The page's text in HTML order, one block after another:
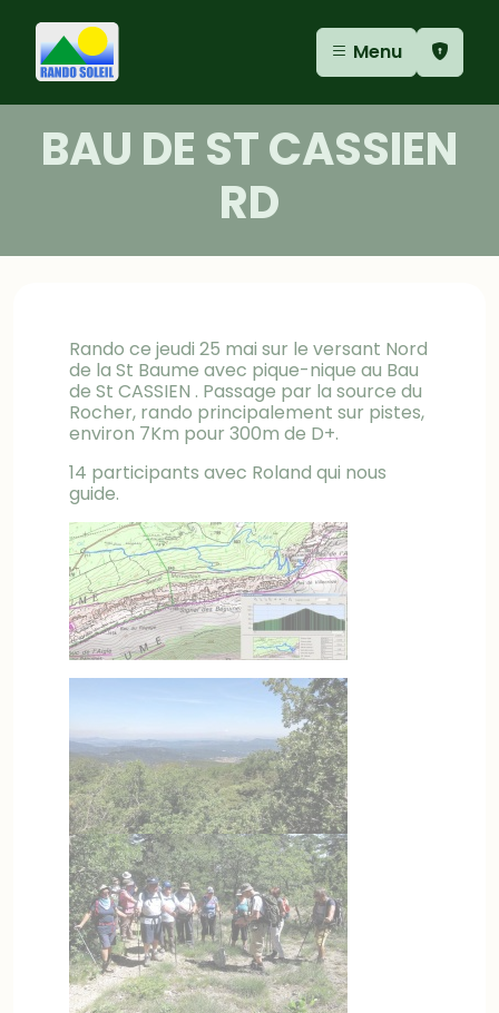
Menu
BAU DE ST CASSIEN
RD
Rando ce jeudi 25 mai sur le versant Nord
de la St Baume avec pique-nique au Bau
de St CASSIEN . Passage par la source du
Rocher, rando principalement sur pistes,
environ 7Km pour 300m de D+.
14 participants avec Roland qui nous
guide.